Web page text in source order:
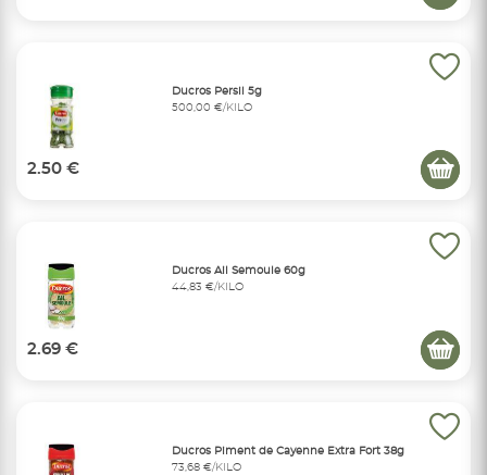
Ducros Persil 5g
500,00 €/KILO
2.50 €
Ducros Ail Semoule 60g
44,83 €/KILO
2.69 €
Ducros Piment de Cayenne Extra Fort 38g
73,68 €/KILO